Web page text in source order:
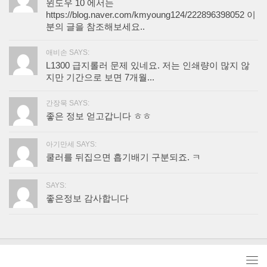
윈도우 10 에서는
https://blog.naver.com/kmyoung124/222896398052 이
분의 글을 참조해보세요..
애비손 SAYS:
L1300 급지롤러 문제 있네요. 저는 인쇄량이 많지 않
지만 기간으로 보면 7개월...
간장묵 SAYS:
좋은 정보 얻고갑니다 ㅎㅎ
아기만세 SAYS:
쿨러를 뒤집으면 흡기배기 구분되죠. ㅋ
SAYS:
좋은정보 감사합니다